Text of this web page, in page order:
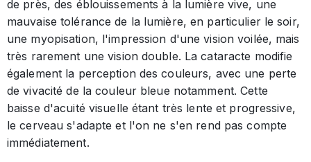
de près, des éblouissements à la lumière vive, une
mauvaise tolérance de la lumière, en particulier le soir,
une myopisation, l'impression d'une vision voilée, mais
très rarement une vision double. La cataracte modifie
également la perception des couleurs, avec une perte
de vivacité de la couleur bleue notamment. Cette
baisse d'acuité visuelle étant très lente et progressive,
le cerveau s'adapte et l'on ne s'en rend pas compte
immédiatement.